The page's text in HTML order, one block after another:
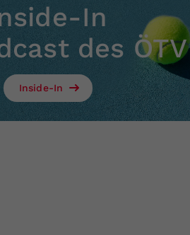
In
des ÖTV
Inside-In